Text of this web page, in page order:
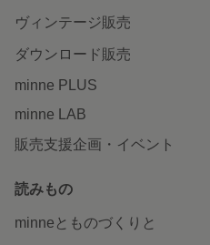
ヴィンテージ販売
ダウンロード販売
minne PLUS
minne LAB
販売支援企画・イベント
読みもの
minneとものづくりと